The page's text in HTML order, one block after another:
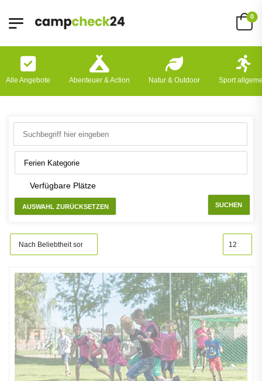
0
Alle Angebote Abenteuer & Action Natur & Outdoor Sport
Verfügbare Plätze
AUSWAHL ZURÜCKSETZEN SUCHEN